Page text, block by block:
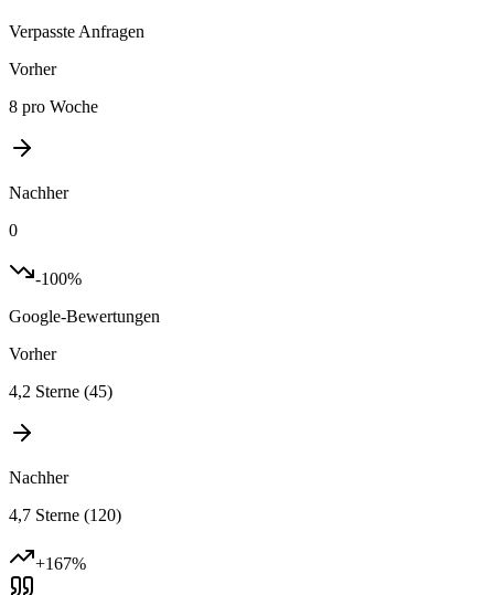
Verpasste Anfragen
Vorher
8 pro Woche
Nachher
0
-100%
Google-Bewertungen
Vorher
4,2 Sterne (45)
Nachher
4,7 Sterne (120)
+167%